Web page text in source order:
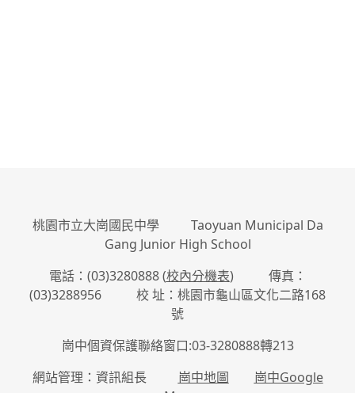
桃園市立大崗國民中學 Taoyuan Municipal Da
Gang Junior High School
電話：(03)3280888 (校內分機表) 傳真：
(03)3288956 校 址：桃園市龜山區文化二路168
號
崗中個資保護聯絡窗口:03-3280888轉213
網站管理：資訊組長 崗中地圖
崗中Google